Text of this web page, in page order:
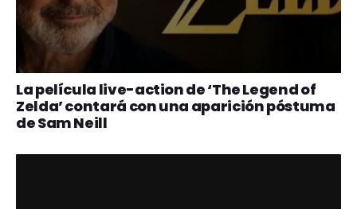
La película live-action de ‘The Legend of
Zelda’ contará con una aparición póstuma
de Sam Neill